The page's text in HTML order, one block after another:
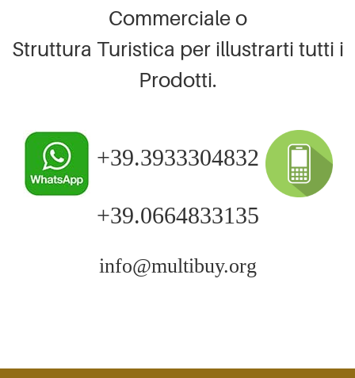
Commerciale o
Struttura Turistica per illustrarti tutti i
Prodotti.
+39.3933304832
+39.0664833135
info@multibuy.org